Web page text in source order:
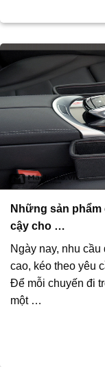
Những sản
cậy cho …
Ngày nay, nhu
cao, kéo theo yêu
Để mỗi chuyến đi
một …